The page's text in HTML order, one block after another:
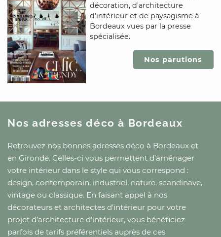
décoration, d'architecture
d'intérieur et de paysagisme à
Bordeaux vues par la presse
spécialisée.
Nos parutions
Nos adresses décoà Bordeaux
Retrouvez nos bonnes adresses déco à Bordeaux et
en Gironde. Celles-ci vous permettent d’aménager
votre intérieur dans le style qui vous correspond :
design, contemporain, industriel, nature, scandinave,
vintage ou classique. En faisant appel à nos
décorateurs et architectes d’intérieur pour votre
projet d’architecture d’intérieur, vous bénéficiez
parfois de tarifs préférentiels auprès de ces